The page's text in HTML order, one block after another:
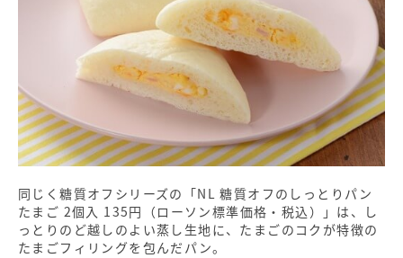
同じく糖質オフシリーズの「NL 糖質オフのしっとりパン
たまご 2個入 135円（ローソン標準価格・税込）」は、し
っとりのど越しのよい蒸し生地に、たまごのコクが特徴の
たまごフィリングを包んだパン。